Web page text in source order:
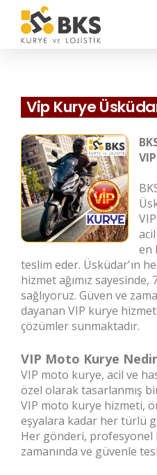
Hızlı
Vip Kurye
en
teslim eder. Üsküdar'ın
hizmet ağımız
sağlıyoruz. Güven ve
dayanan VIP kurye
çözümler sunmaktadır.
VIP Moto Kurye
VIP moto kurye, acil ve
özel olarak tasarlanmış
VIP moto kurye hizmeti,
eşyalara kadar her türlü
Her gönderi, profesyonel
zamanında ve güvenle